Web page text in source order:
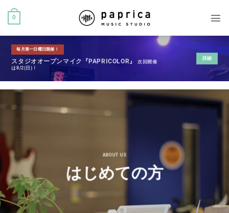
0
毎月第一日曜日開催！
スタジオオープンマイク『PAPRICOLOR』次回開催
は8/2(日)！
詳細
ABOUT US
はじめての方